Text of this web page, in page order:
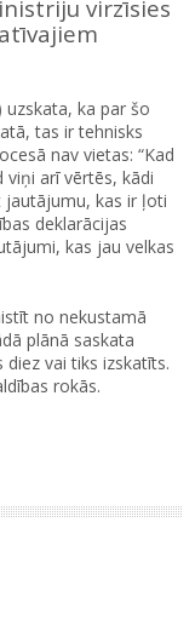
virzīsies
uzskata, ka par šo
tas ir tehnisks
nav vietas: “Kad
viņi arī vērtēs, kādi
jautājumu, kas ir ļoti
deklarācijas
kas jau velkas
no nekustamā
plānā saskata
vai tiks izskatīts.
rokās.